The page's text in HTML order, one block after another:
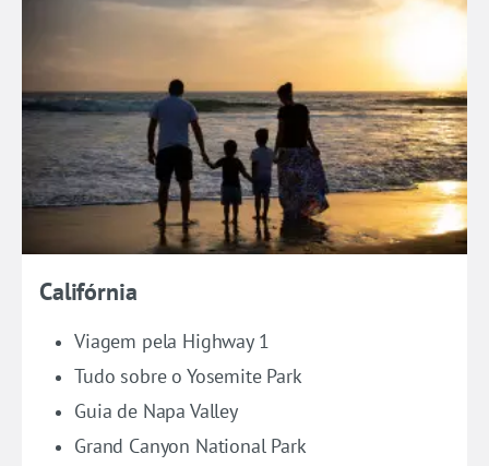
Califórnia
Viagem pela Highway 1
Tudo sobre o Yosemite Park
Guia de Napa Valley
Grand Canyon National Park